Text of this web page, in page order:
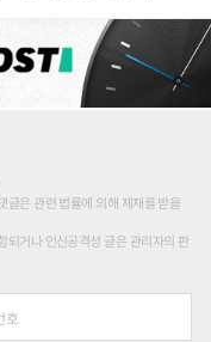
글은 관련 법률에 의해 제재를 받을
되거나 인신공격성 글은 관리자의 판